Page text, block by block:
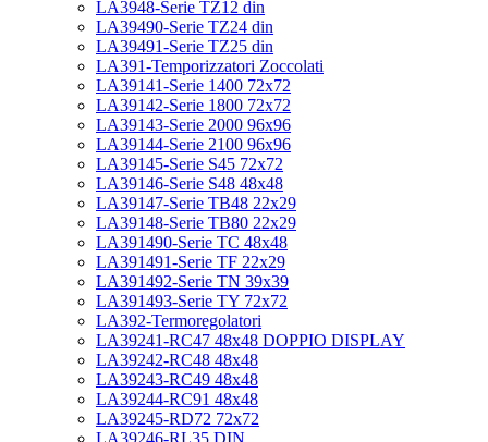
LA3948-Serie TZ12 din
LA39490-Serie TZ24 din
LA39491-Serie TZ25 din
LA391-Temporizzatori Zoccolati
LA39141-Serie 1400 72x72
LA39142-Serie 1800 72x72
LA39143-Serie 2000 96x96
LA39144-Serie 2100 96x96
LA39145-Serie S45 72x72
LA39146-Serie S48 48x48
LA39147-Serie TB48 22x29
LA39148-Serie TB80 22x29
LA391490-Serie TC 48x48
LA391491-Serie TF 22x29
LA391492-Serie TN 39x39
LA391493-Serie TY 72x72
LA392-Termoregolatori
LA39241-RC47 48x48 DOPPIO DISPLAY
LA39242-RC48 48x48
LA39243-RC49 48x48
LA39244-RC91 48x48
LA39245-RD72 72x72
LA39246-RL35 DIN